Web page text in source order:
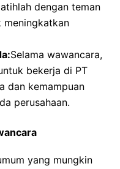
dengan teman
meningkatkan
Selama wawancara,
bekerja di PT
dan kemampuan
perusahaan.
yang mungkin